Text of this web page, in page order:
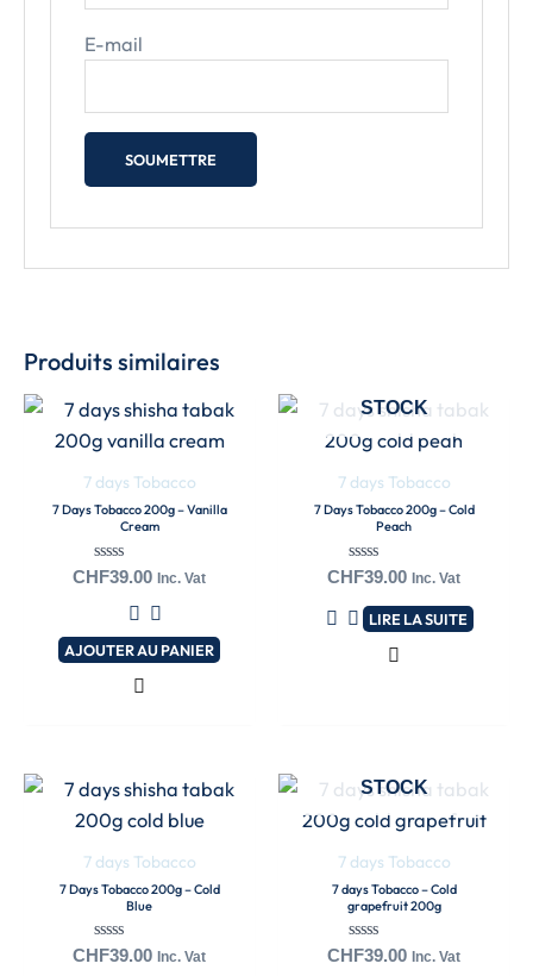
E-mail
Produits similaires
7 days Tobacco
7 Days Tobacco 200g – Vanilla
Cream
Note
CHF39.00 Inc. Vat
AJOUTER AU PANIER
STOCK
7 days Tobacco
7 Days Tobacco 200g – Cold
Peach
Note
sur
5
CHF39.00 Inc. Vat
LIRE LA SUITE
7 days Tobacco
7 Days Tobacco 200g – Cold
Blue
Note
CHF39.00 Inc. Vat
STOCK
7 days Tobacco
7 days Tobacco – Cold
grapefruit 200g
Note
CHF39.00 Inc. Vat